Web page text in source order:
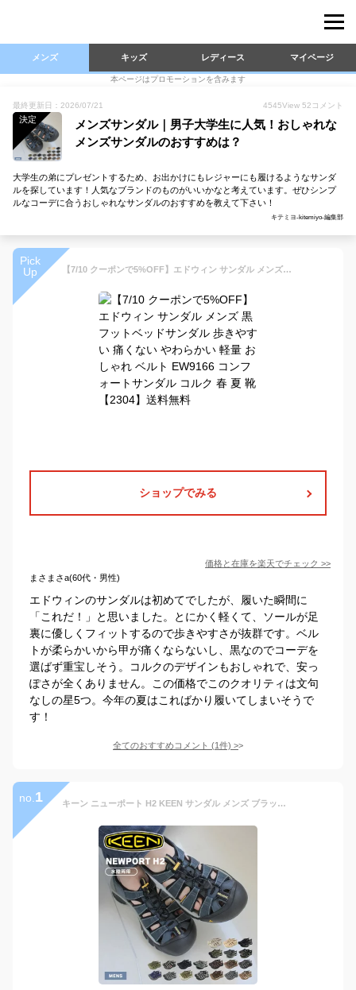
メンズ キッズ レディース マイページ
本ページはプロモーションを含みます
最終更新日：2026/07/21 4545View 52 コメント
決定
メンズサンダル｜男子大学生に人気！おしゃれな
メンズサンダルのおすすめは？
大学生の弟にプレゼントするため、お出かけにもレジャーにも履けるようなサンダ
ルを探しています！人気なブランドのものがいいかなと考えています。ぜひシンプ
ルなコーデに合うおしゃれなサンダルのおすすめを教えて下さい！
キテミヨ-kitemiyo-編集部
Pick
Up
【7/10 クーポンで5%OFF】エドウィン サンダル メンズ 黒 フットベッドサンダル 歩きやすい 痛くない やわらかい 軽量 おしゃれ ベルト EW9166 コンフォートサンダル コルク 春 夏 靴【2304】送料無料
ショップでみる
価格と在庫を楽天でチェック >>
まさまさa(60代・男性)
エドウィンのサンダルは初めてでしたが、履いた瞬間に
「これだ！」と思いました。とにかく軽くて、ソールが足
裏に優しくフィットするので歩きやすさが抜群です。ベル
トが柔らかいから甲が痛くならないし、黒なのでコーデを
選ばず重宝しそう。コルクのデザインもおしゃれで、安っ
ぽさが全くありません。この価格でこのクオリティは文句
なしの星5つ。今年の夏はこればかり履いてしまいそうで
す！
全てのおすすめコメント (1件) >
no. 1 キーン ニューポート H2 KEEN サンダル メンズ ブラック 黒 ブラウン 茶 NEWPORT H2 スポーツサンダル スポサン 靴 アウトドア レジャー 旅行 夏 川 海 履きやすい おしゃれ ブランド グレー ネイビー 紺 カーキ グリーン ベージュ|slz|